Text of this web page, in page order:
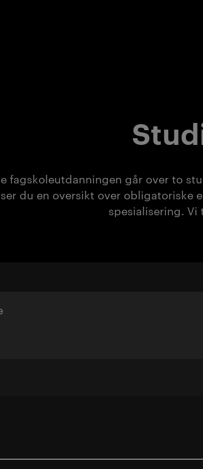
fagskoleutdanningen går over to
ser du en oversikt over obligatoriske
spesialisering.